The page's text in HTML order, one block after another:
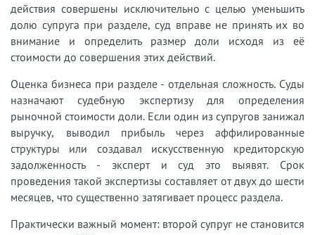
действия совершены исключительно с целью уменьшить
долю супруга при разделе, суд вправе не принять их во
внимание и определить размер доли исходя из её
стоимости до совершения этих действий.
Оценка бизнеса при разделе - отдельная сложность. Суды
назначают судебную экспертизу для определения
рыночной стоимости доли. Если один из супругов занижал
выручку, выводил прибыль через аффилированные
структуры или создавал искусственную кредиторскую
задолженность - эксперт и суд это выявят. Срок
проведения такой экспертизы составляет от двух до шести
месяцев, что существенно затягивает процесс раздела.
Практически важный момент: второй супруг не становится